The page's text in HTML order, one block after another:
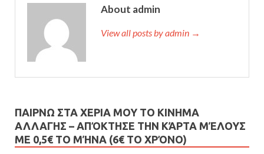
About admin
View all posts by admin →
ΠΑΙΡΝΩ ΣΤΑ ΧΕΡΙΑ ΜΟΥ ΤΟ ΚΙΝΗΜΑ
ΑΛΛΑΓΗΣ – AΠΌΚΤΗΣΕ ΤΗΝ ΚΆΡΤΑ ΜΈΛΟΥΣ
ΜΕ 0,5€ ΤΟ ΜΉΝΑ (6€ ΤΟ ΧΡΌΝΟ)